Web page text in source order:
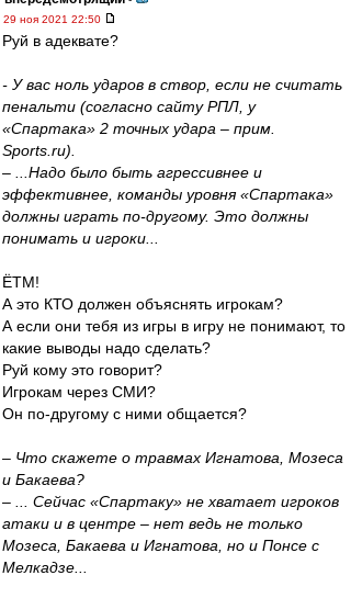
29 ноя 2021 22:50
Руй в адеквате?
- У вас ноль ударов в створ, если не считать
пенальти (согласно сайту РПЛ, у
«Спартака» 2 точных удара – прим.
Sports.ru).
– ...Надо было быть агрессивнее и
эффективнее, команды уровня «Спартака»
должны играть по-другому. Это должны
понимать и игроки...
ЁТМ!
А это КТО должен объяснять игрокам?
А если они тебя из игры в игру не понимают, то
какие выводы надо сделать?
Руй кому это говорит?
Игрокам через СМИ?
Он по-другому с ними общается?
– Что скажете о травмах Игнатова, Мозеса
и Бакаева?
– ... Сейчас «Спартаку» не хватает игроков
атаки и в центре – нет ведь не только
Мозеса, Бакаева и Игнатова, но и Понсе с
Мелкадзе...